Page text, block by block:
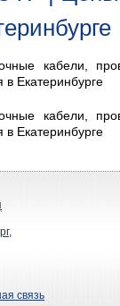
кабели,
Екатеринбурге
кабели,
Екатеринбурге
связь